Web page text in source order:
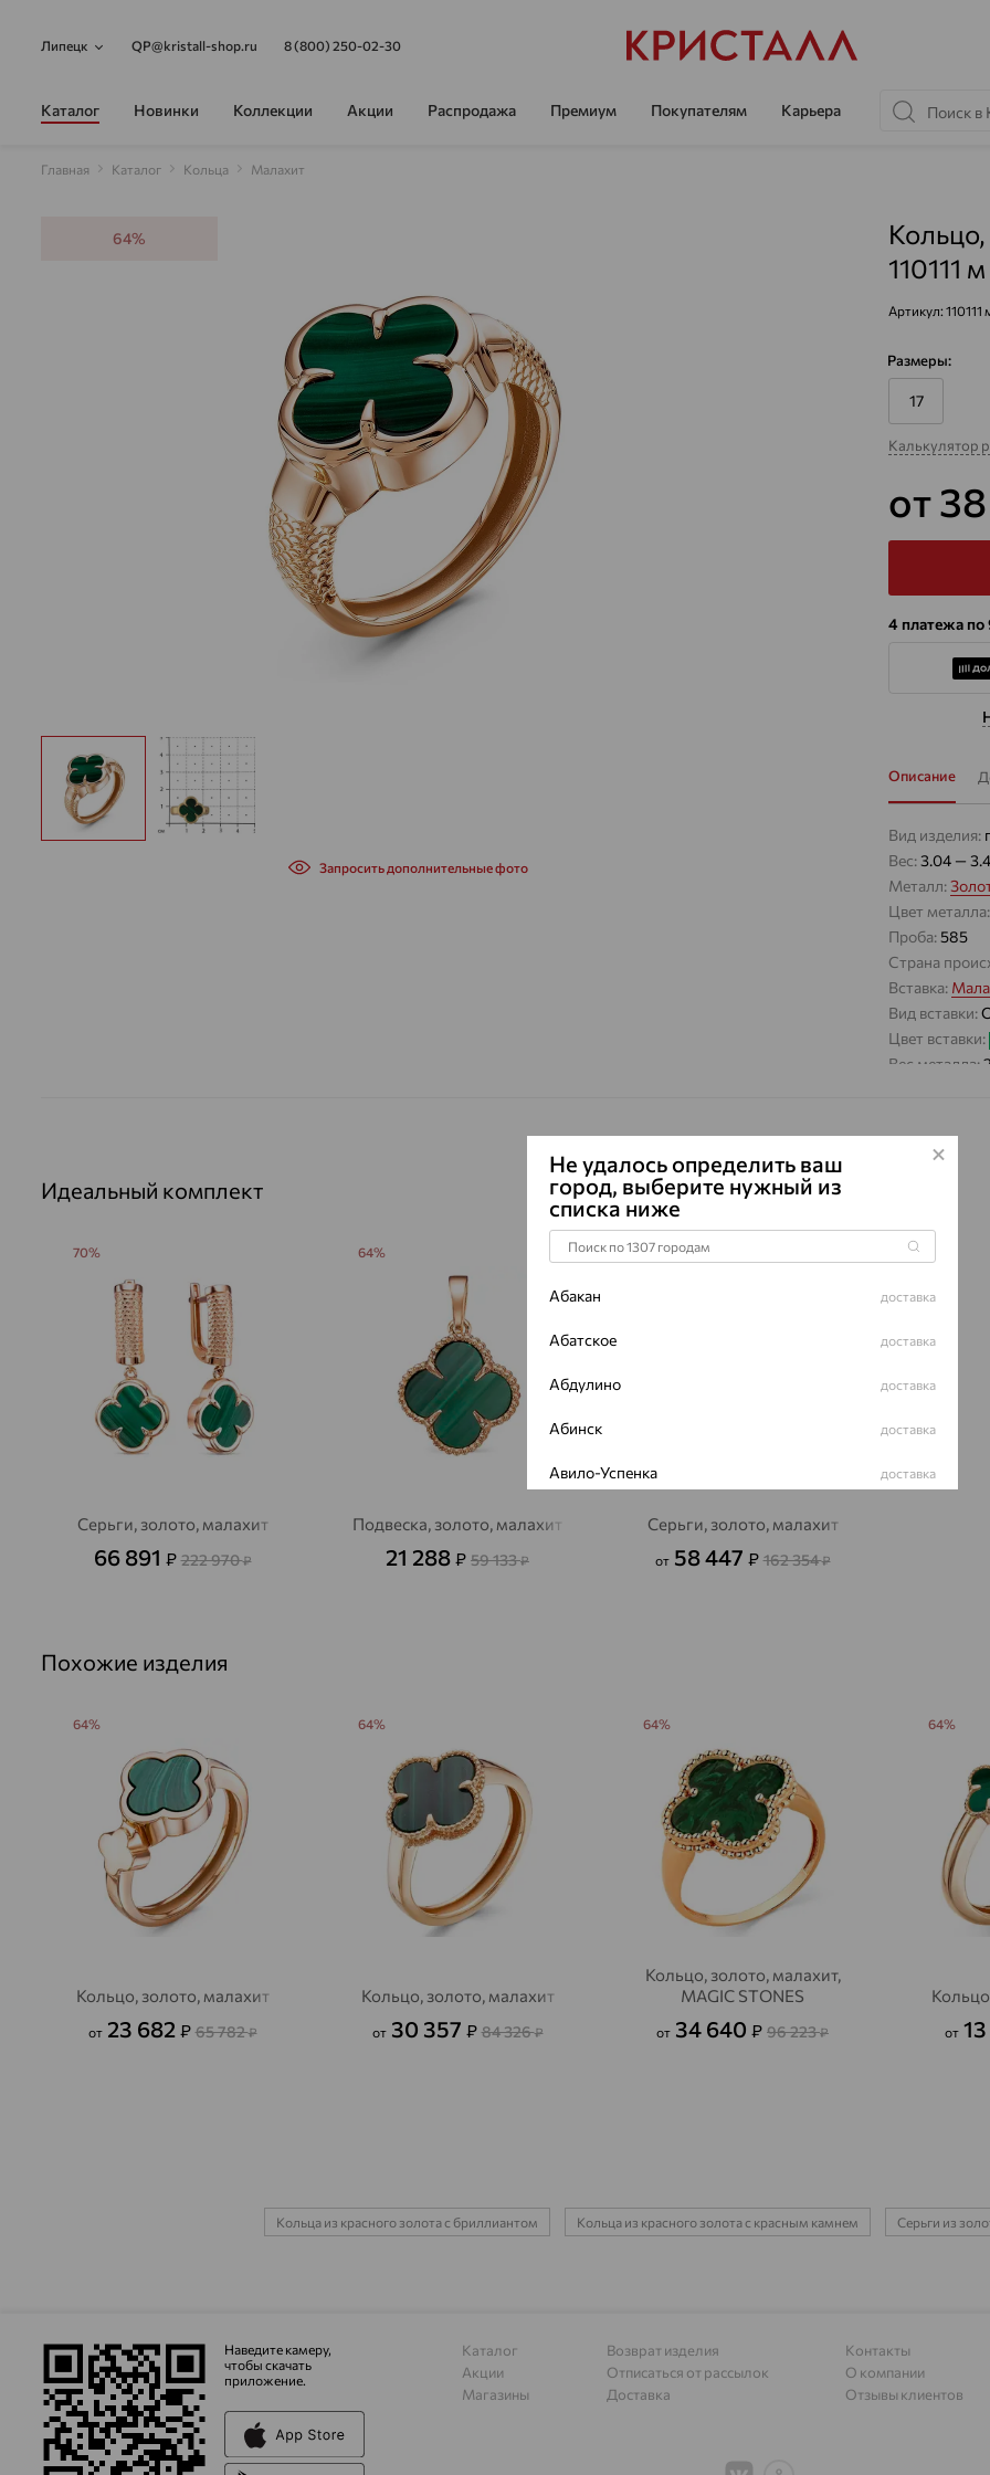
Липецк QP@kristall-shop.ru 8 (800) 250-02-30
Каталог Новинки Коллекции Акции Распродажа Премиум Покупателям Карьера
Главная Каталог Кольца Малахит
64%
Запросить дополнительные фото
110111 м
Артикул: 110111
Размеры:
17
Калькулятор
от
4 платежа
Описание
Вид изделия:
Вес:3.04 — 3.4
Металл:
Цвет
Проба:585
Страна
Вставка:
Вид вставки:
Цвет вставки:
Вес металла:
ВИД КАМНЯ
Идеальный комплект
Серьги, золото, малахит
66 891 ₽ 222 970₽
70%
Подвеска, золото, малахит
21 288 ₽ 59 133₽
64%
Серьги, золото, малахит
от 58 447 ₽ 162 354₽
64%
Похожие изделия
Кольцо, золото, малахит
от 23 682 ₽ 65 782₽
64%
Кольцо, золото, малахит
от 30 357 ₽ 84 326₽
64%
Кольцо, золото, малахит,
MAGIC STONES
от 34 640 ₽ 96 223₽
64%
от
64%
Кольца из красного золота с бриллиантом Кольца из красного золота с красным камнем Серьги из
Наведите камеру,
чтобы скачать
приложение.
Каталог
Акции
Магазины
Возврат изделия
Отписаться от рассылок
Доставка
Контакты
О компании
Отзывы клиентов
Не удалось определить ваш
город, выберите нужный из
списка ниже
Абакан доставка
Абатское доставка
Абдулино доставка
Абинск доставка
Авило-Успенка доставка
Алагир доставка
Александров доставка
Алексеево-Лозовское доставка